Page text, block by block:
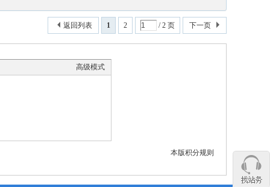
1 2 / 2 页 下一页
返回列表
高级模式
本版积分规则